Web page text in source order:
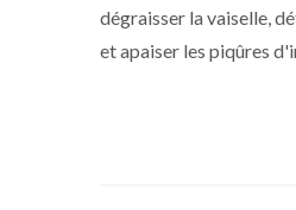
dégraisser la vaiselle,
et apaiser les piqûres